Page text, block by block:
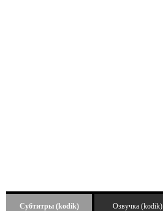
Субтитры (kodik) Озвучка (kodik)